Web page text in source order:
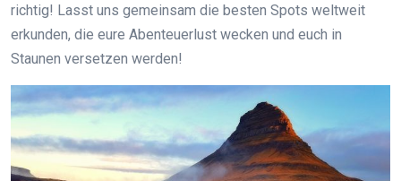
richtig! Lasst uns gemeinsam die besten Spots weltweit
erkunden, die eure Abenteuerlust wecken und euch in
Staunen versetzen werden!